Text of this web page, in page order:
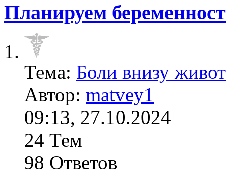
Планируем
Тема: Боли внизу
Автор: matvey1
09:13, 27.10.2024
24 Тем
98 Ответов